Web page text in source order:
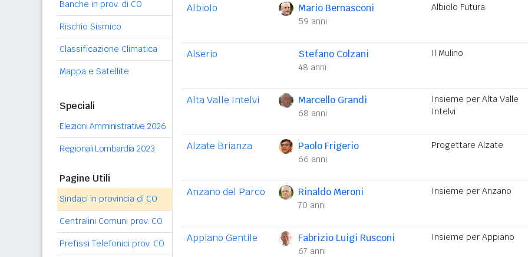
Banche in prov. di CO
Rischio Sismico
Classificazione Climatica
Mappa e Satellite
Speciali
Elezioni Amministrative 2026
Regionali Lombardia 2023
Pagine Utili
Sindaci in provincia di CO
Centralini Comuni prov. CO
Prefissi Telefonici prov. CO
Albiolo Mario Bernasconi
59 anni
Albiolo Futura
Alserio Stefano Colzani
48 anni
Il Mulino
Alta Valle Intelvi Marcello Grandi
68 anni
Insieme per Alta Valle
Intelvi
Alzate Brianza Paolo Frigerio
66 anni
Progettare Alzate
Anzano del Parco Rinaldo Meroni
70 anni
Insieme per Anzano
Appiano Gentile Fabrizio Luigi Rusconi
67 anni
Insieme per Appiano